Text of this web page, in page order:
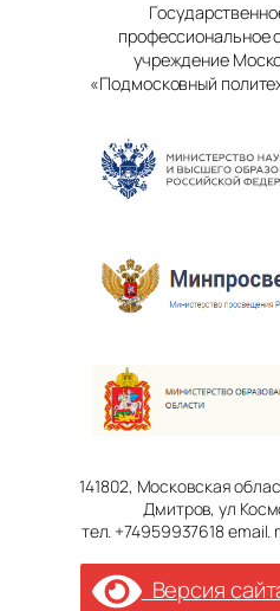
профессиональное
учреждение
«Подмосковный
141802, Московская
Дмитров, ул
тел. +74959937618
Версия